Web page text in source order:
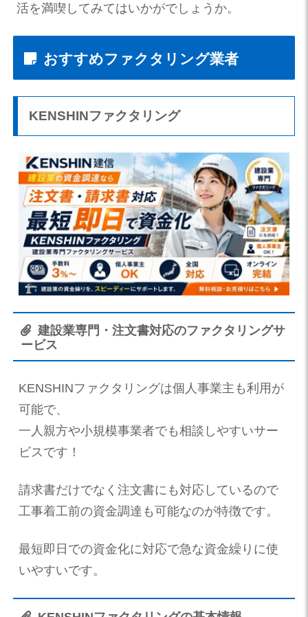
活を満喫してみてはいかがでしょうか。
おすすめファクタリング業者
KENSHINファクタリング
建設業専門・注文書対応のファクタリングサ
ービス
KENSHINファクタリングは個人事業主も利用が
可能で、
一人親方や小規模事業者でも相談しやすいサー
ビスです！
請求書だけでなく注文書にも対応しているので
工事着工前の資金調達も可能なのが特徴です。
最短即日での資金化に対応で急な資金繰りに使
いやすいです。